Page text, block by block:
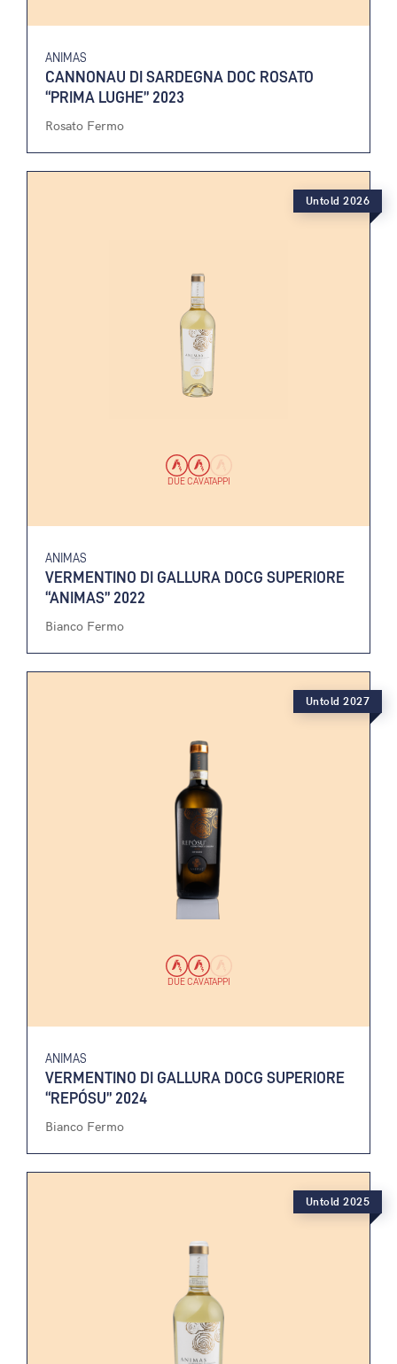
ANIMAS
CANNONAU DI SARDEGNA DOC ROSATO
“PRIMA LUGHE” 2023
Rosato Fermo
DUE CAVATAPPI
ANIMAS
VERMENTINO DI GALLURA DOCG SUPERIORE
“ANIMAS” 2022
Bianco Fermo
Untold 2026
DUE CAVATAPPI
ANIMAS
VERMENTINO DI GALLURA DOCG SUPERIORE
“REPÓSU” 2024
Bianco Fermo
Untold 2027
Untold 2025